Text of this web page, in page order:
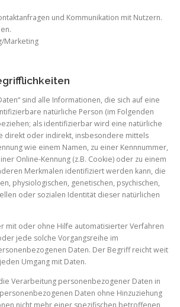
und Kommunikation mit Nutzern.
Marketing
sind alle Informationen, die sich auf eine
natürliche Person (im Folgenden
als identifizierbar wird eine natürliche
direkt oder indirekt, insbesondere mittels
wie einem Namen, zu einer Kennnummer,
Online-Kennung (z.B. Cookie) oder zu einem
Merkmalen identifiziert werden kann, die
physiologischen, genetischen, psychischen,
oder sozialen Identität dieser natürlichen
mit oder ohne Hilfe automatisierter Verfahren
jede solche Vorgangsreihe im
Daten. Der Begriff reicht weit
Umgang mit Daten.
Verarbeitung personenbezogener Daten in
Daten ohne Hinzuziehung
nicht mehr einer spezifischen betroffenen